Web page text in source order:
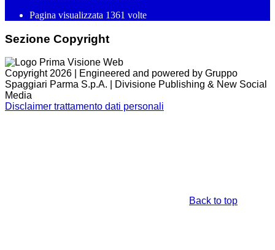
Pagina visualizzata 1361 volte
Sezione Copyright
Copyright 2026 | Engineered and powered by Gruppo
Spaggiari Parma S.p.A. | Divisione Publishing & New Social
Media
Disclaimer trattamento dati personali
Back to top